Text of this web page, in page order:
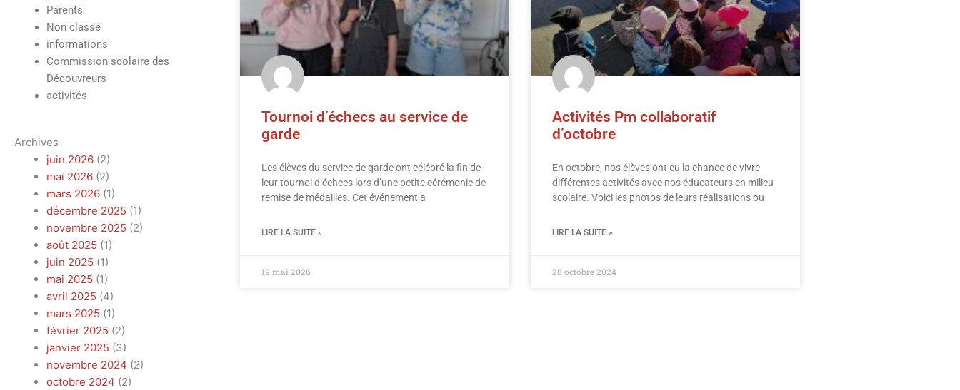
Parents
Non classé
informations
Commission scolaire des
Découvreurs
activités
Archives
juin 2026 (2)
mai 2026 (2)
mars 2026 (1)
décembre 2025 (1)
novembre 2025 (2)
août 2025 (1)
juin 2025 (1)
mai 2025 (1)
avril 2025 (4)
mars 2025 (1)
février 2025 (2)
janvier 2025 (3)
novembre 2024 (2)
octobre 2024 (2)
Tournoi d’échecs au service de
garde
Les élèves du service de garde ont célébré la fin de
leur tournoi d’échecs lors d’une petite cérémonie de
remise de médailles. Cet événement a
LIRE LA SUITE »
19 mai 2026
Activités Pm collaboratif
d’octobre
En octobre, nos élèves ont eu la chance de vivre
différentes activités avec nos éducateurs en milieu
scolaire. Voici les photos de leurs réalisations ou
LIRE LA SUITE »
28 octobre 2024